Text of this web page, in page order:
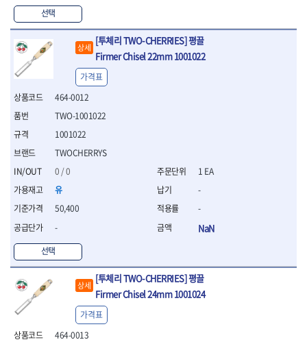
- 함마렌치
- 멀티플라이어
- 기타
- 라쳇 드라이버
- 라쳇스패너
- 스피드렌치
- 함마스패너
절연.전설.방폭공구
- 절연옵셋렌치
- 절연연결대
- 절연드라이버
- 절연T렌치
- 절연소켓
- 절연별소켓
- 절연별비트소켓
- 절연육각비트소켓
- 절연라쳇핸들
- 절연토크렌치
- 절연콤비네이션렌치
선택
상세
[투체리 TWO-CHERRIES] 평끌
Firmer Chisel 22mm 1001022
464-0012
TWOCHERRYS
0 / 0
유
50,400
-
선택
TWO-1001022
1001022
가격표
1 EA
-
-
NaN
상세
[투체리 TWO-CHERRIES] 평끌
Firmer Chisel 24mm 1001024
464-0013
가격표